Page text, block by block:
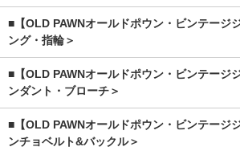
■【OLD PAWNオールドポウン・ビンテージ
ング・指輪＞
■【OLD PAWNオールドポウン・ビンテージ
ンダント・ブローチ＞
■【OLD PAWNオールドポウン・ビンテージ
ンチョベルト&バックル＞